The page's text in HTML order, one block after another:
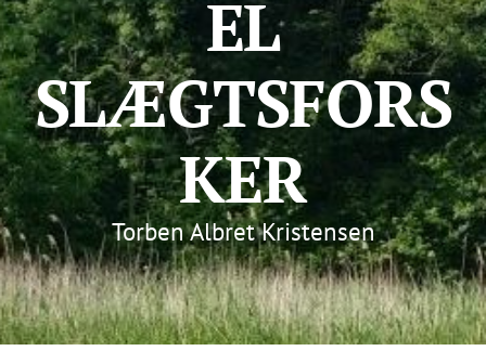
EL
SLÆGTSFORS
KER
Torben Albret Kristensen